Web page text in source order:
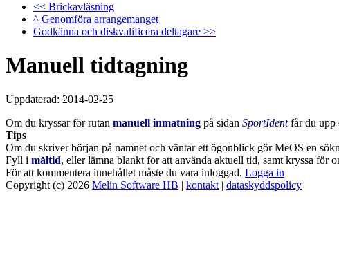
<< Brickavläsning
^ Genomföra arrangemanget
Godkänna och diskvalificera deltagare >>
Manuell tidtagning
Uppdaterad: 2014-02-25
Om du kryssar för rutan manuell inmatning på sidan SportIdentfår du upp
Tips
Om du skriver början på namnet och väntar ett ögonblick gör MeOS en
Fyll i måltid, eller lämna blankt för att använda aktuell tid, samt kryssa för
För att kommentera innehållet måste du vara inloggad. Logga in
Copyright (c) 2026 Melin Software HB | kontakt | dataskyddspolicy